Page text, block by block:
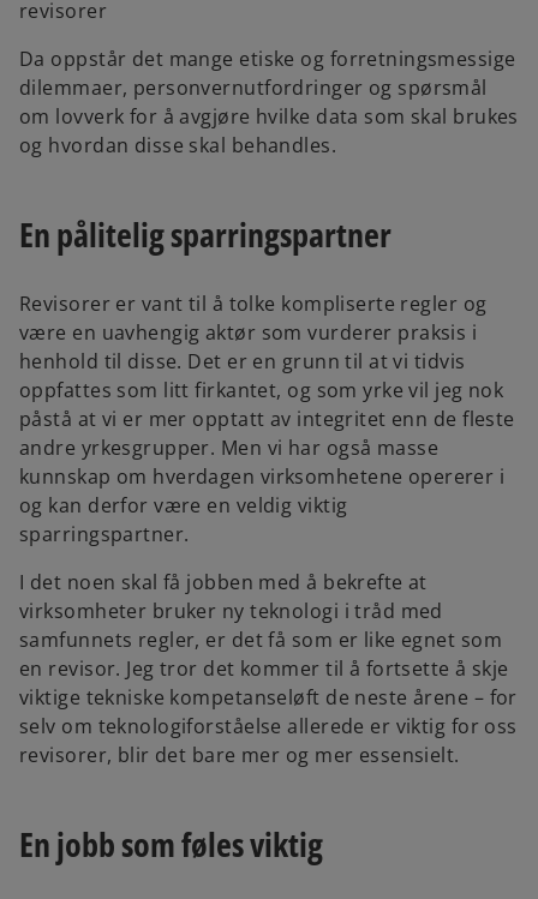
revisorer
Da oppstår det mange etiske og forretningsmessige
dilemmaer, personvernutfordringer og spørsmål
om lovverk for å avgjøre hvilke data som skal brukes
og hvordan disse skal behandles.
En pålitelig sparringspartner
Revisorer er vant til å tolke kompliserte regler og
være en uavhengig aktør som vurderer praksis i
henhold til disse. Det er en grunn til at vi tidvis
oppfattes som litt firkantet, og som yrke vil jeg nok
påstå at vi er mer opptatt av integritet enn de fleste
andre yrkesgrupper. Men vi har også masse
kunnskap om hverdagen virksomhetene opererer i
og kan derfor være en veldig viktig
sparringspartner.
I det noen skal få jobben med å bekrefte at
virksomheter bruker ny teknologi i tråd med
samfunnets regler, er det få som er like egnet som
en revisor. Jeg tror det kommer til å fortsette å skje
viktige tekniske kompetanseløft de neste årene – for
selv om teknologiforståelse allerede er viktig for oss
revisorer, blir det bare mer og mer essensielt.
En jobb som føles viktig